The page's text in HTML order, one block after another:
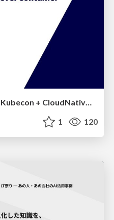
Japan Community Day at Kubecon + CloudNativeCon Japan 2026: Learning Container Privilege Control by Building My Own Low-Level Container Runtime
1 120